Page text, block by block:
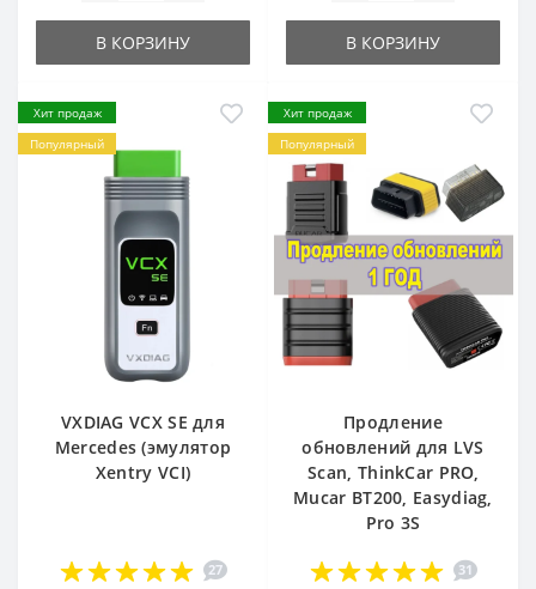
В КОРЗИНУ В КОРЗИНУ
Хит продаж
Популярный
VXDIAG VCX SE для
Mercedes (эмулятор
Xentry VCI)
27
Хит продаж
Популярный
Продление
обновлений для LVS
Scan, ThinkCar PRO,
Mucar BT200, Easydiag,
Pro 3S
31